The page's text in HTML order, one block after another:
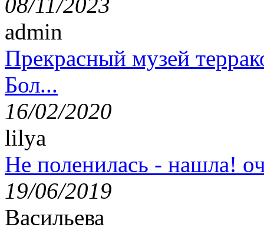
admin
Прекрасный музей
Бол...
16/02/2020
lilya
Не поленилась - нашла!
19/06/2019
Васильева